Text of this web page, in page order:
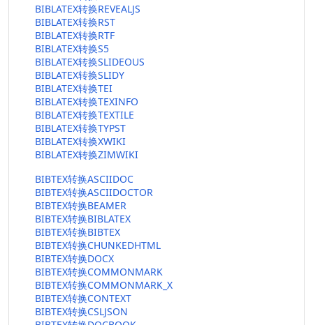
BIBLATEX转换REVEALJS
BIBLATEX转换RST
BIBLATEX转换RTF
BIBLATEX转换S5
BIBLATEX转换SLIDEOUS
BIBLATEX转换SLIDY
BIBLATEX转换TEI
BIBLATEX转换TEXINFO
BIBLATEX转换TEXTILE
BIBLATEX转换TYPST
BIBLATEX转换XWIKI
BIBLATEX转换ZIMWIKI
BIBTEX转换ASCIIDOC
BIBTEX转换ASCIIDOCTOR
BIBTEX转换BEAMER
BIBTEX转换BIBLATEX
BIBTEX转换BIBTEX
BIBTEX转换CHUNKEDHTML
BIBTEX转换DOCX
BIBTEX转换COMMONMARK
BIBTEX转换COMMONMARK_X
BIBTEX转换CONTEXT
BIBTEX转换CSLJSON